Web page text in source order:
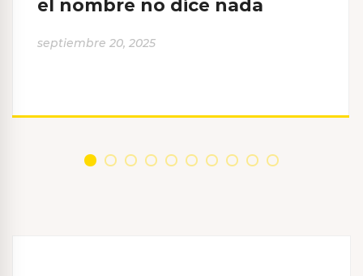
el nombre no dice nada
septiembre 20, 2025